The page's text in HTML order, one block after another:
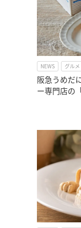
NEWS グルメ
阪急うめだ
ー専門店の